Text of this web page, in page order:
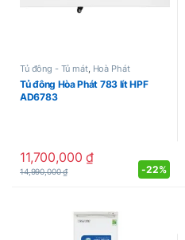
Tủ đông - Tủ mát, Hoà Phát
Tủ đông Hòa Phát 783 lít HPF
AD6783
11,700,000₫
14,990,000₫ -22%